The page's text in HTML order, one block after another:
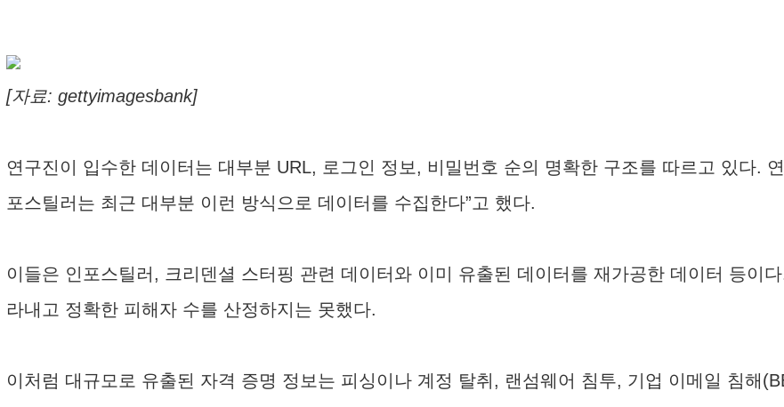
[자료: gettyimagesbank]
연구진이 입수한 데이터는 대부분 URL, 로그인 정보, 비밀번호 순의 명확한 구조를 따르고 있다.
포스틸러는 최근 대부분 이런 방식으로 데이터를 수집한다”고 했다.
이들은 인포스틸러, 크리덴셜 스터핑 관련 데이터와 이미 유출된 데이터를 재가공한 데이터 등이
라내고 정확한 피해자 수를 산정하지는 못했다.
이처럼 대규모로 유출된 자격 증명 정보는 피싱이나 계정 탈취, 랜섬웨어 침투, 기업 이메일 침해